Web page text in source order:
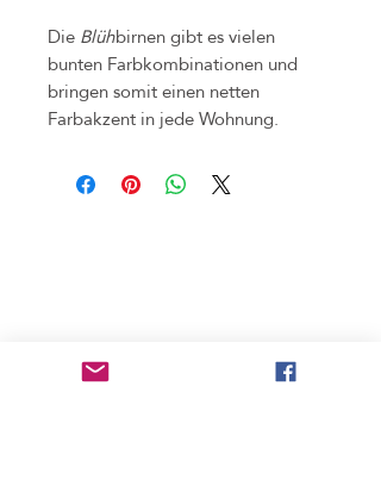
DieBlühbirnen gibt es vielen
bunten Farbkombinationen und
bringen somit einen netten
Farbakzent in jede Wohnung.